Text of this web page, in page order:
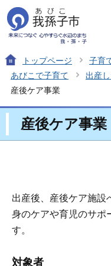
トップページ
子育
あびこで子育て
出産
産後ケア事業
産後ケア事業
出産後、産後ケア施設
身のケアや育児のサポ
す。
対象者